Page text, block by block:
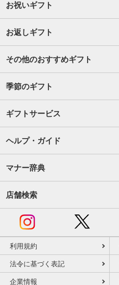
お祝いギフト
お返しギフト
その他のおすすめギフト
季節のギフト
ギフトサービス
ヘルプ・ガイド
マナー辞典
店舗検索
利用規約
法令に基づく表記
企業情報